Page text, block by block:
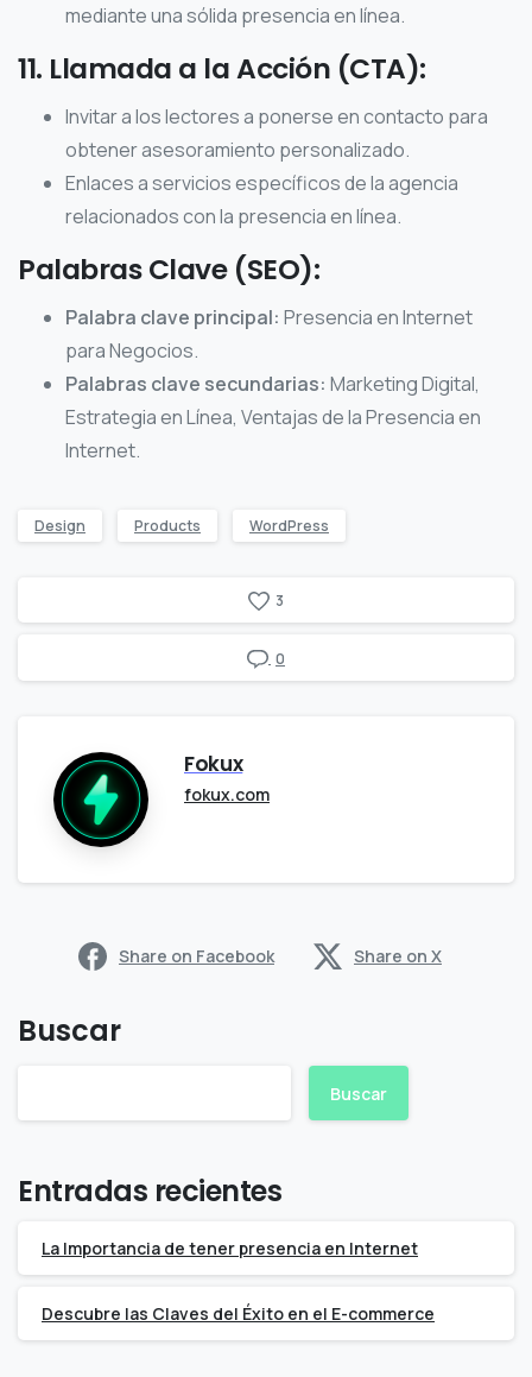
mediante una sólida presencia en línea.
11. Llamada a la Acción (CTA):
Invitar a los lectores a ponerse en contacto para
obtener asesoramiento personalizado.
Enlaces a servicios específicos de la agencia
relacionados con la presencia en línea.
Palabras Clave (SEO):
Palabra clave principal: Presencia en Internet
para Negocios.
Palabras clave secundarias: Marketing Digital,
Estrategia en Línea, Ventajas de la Presencia en
Internet.
Design Products WordPress
3
0
Fokux
fokux.com
Share on Facebook Share on X
Buscar
Buscar
Entradas recientes
La Importancia de tener presencia en Internet
Descubre las Claves del Éxito en el E-commerce